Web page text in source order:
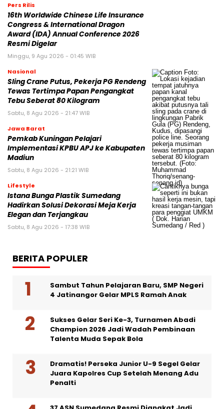
Pers Rilis
16th Worldwide Chinese Life Insurance
Congress & International Dragon
Award (IDA) Annual Conference 2026
Resmi Digelar
Minggu, 9 Agu 2026 - 01:45 WIB
Nasional
Sling Crane Putus, Pekerja PG Rendeng
Tewas Tertimpa Papan Pengangkat
Tebu Seberat 80 Kilogram
Sabtu, 8 Agu 2026 - 21:47 WIB
Jawa Barat
Pemkab Kuningan Pelajari
Implementasi KPBU APJ ke Kabupaten
Madiun
Sabtu, 8 Agu 2026 - 21:21 WIB
Lifestyle
Istana Bunga Plastik Sumedang
Hadirkan Solusi Dekorasi Meja Kerja
Elegan dan Terjangkau
Sabtu, 8 Agu 2026 - 17:38 WIB
BERITA POPULER
Sambut Tahun Pelajaran Baru, SMP Negeri
4 Jatinangor Gelar MPLS Ramah Anak
Sukses Gelar Seri Ke-3, Turnamen Abadi
Champion 2026 Jadi Wadah Pembinaan
Talenta Muda Sepak Bola
Dramatis! Perseka Junior U-9 Segel Gelar
Juara Kapolres Cup Setelah Menang Adu
Penalti